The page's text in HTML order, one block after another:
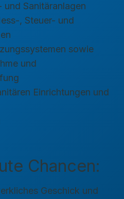
Sanitäranlagen
, Steuer- und
sowie
und
Einrichtungen und
Chancen:
Geschick und